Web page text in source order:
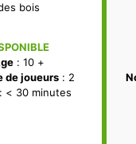
bois
: 10 +
de joueurs: 2
< 30 minutes